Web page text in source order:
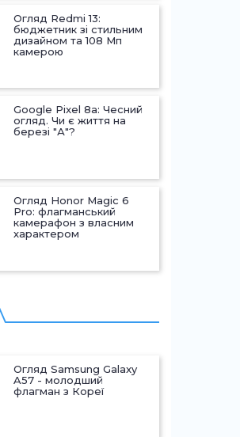
Огляд Redmi 13:
бюджетник зі стильним
дизайном та 108 Мп
камерою
Google Pixel 8a: Чесний
огляд. Чи є життя на
березі "А"?
Огляд Honor Magic 6
Pro: флагманський
камерафон з власним
характером
Огляд Samsung Galaxy
A57 - молодший
флагман з Кореї